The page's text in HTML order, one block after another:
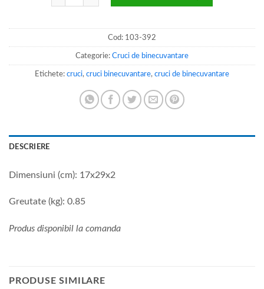
Cod: 103-392
Categorie: Cruci de binecuvantare
Etichete: cruci, cruci binecuvantare, cruci de binecuvantare
DESCRIERE
Dimensiuni (cm): 17x29x2
Greutate (kg): 0.85
Produs disponibil la comanda
PRODUSE SIMILARE